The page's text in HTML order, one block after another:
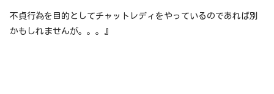
不貞行為を目的としてチャットレディをやっているのであれば別
かもしれませんが。。。』